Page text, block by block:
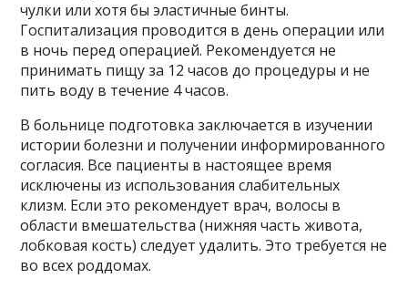
чулки или хотя бы эластичные бинты.
Госпитализация проводится в день операции или
в ночь перед операцией. Рекомендуется не
принимать пищу за 12 часов до процедуры и не
пить воду в течение 4 часов.
В больнице подготовка заключается в изучении
истории болезни и получении информированного
согласия. Все пациенты в настоящее время
исключены из использования слабительных
клизм. Если это рекомендует врач, волосы в
области вмешательства (нижняя часть живота,
лобковая кость) следует удалить. Это требуется не
во всех роддомах.